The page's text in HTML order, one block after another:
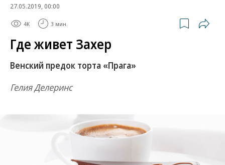
27.05.2019, 00:00
4K 3 мин.
Где живет Захер
Венский предок торта «Прага»
Гелия Делеринс